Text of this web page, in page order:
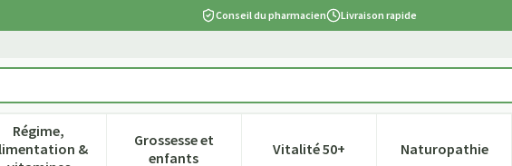
Conseil du pharmacien Livraison rapide
pour la catégorie Beauté, soins et hygiène
Régime,
&
Afficher le sous-menu pour la catégorie Régime, alimentation & vitamines
Grossesse et
enfantsAfficher le sous-menu pour la catégorie Grossesse et
Vitalité 50+Afficher le sous-menu pour la
Naturopathie
Afficher le